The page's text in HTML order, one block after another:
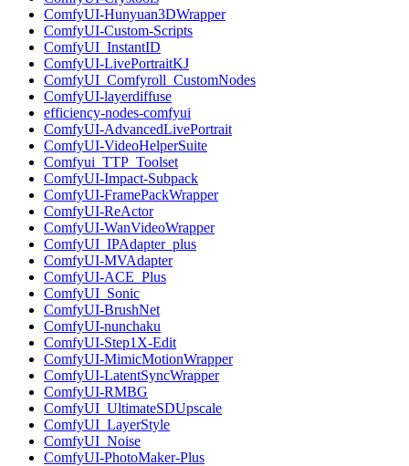
ComfyUI-Hunyuan3DWrapper
ComfyUI-Custom-Scripts
ComfyUI_InstantID
ComfyUI-LivePortraitKJ
ComfyUI_Comfyroll_CustomNodes
ComfyUI-layerdiffuse
efficiency-nodes-comfyui
ComfyUI-AdvancedLivePortrait
ComfyUI-VideoHelperSuite
Comfyui_TTP_Toolset
ComfyUI-Impact-Subpack
ComfyUI-FramePackWrapper
ComfyUI-ReActor
ComfyUI-WanVideoWrapper
ComfyUI_IPAdapter_plus
ComfyUI-MVAdapter
ComfyUI-ACE_Plus
ComfyUI_Sonic
ComfyUI-BrushNet
ComfyUI-nunchaku
ComfyUI-Step1X-Edit
ComfyUI-MimicMotionWrapper
ComfyUI-LatentSyncWrapper
ComfyUI-RMBG
ComfyUI_UltimateSDUpscale
ComfyUI_LayerStyle
ComfyUI_Noise
ComfyUI-PhotoMaker-Plus